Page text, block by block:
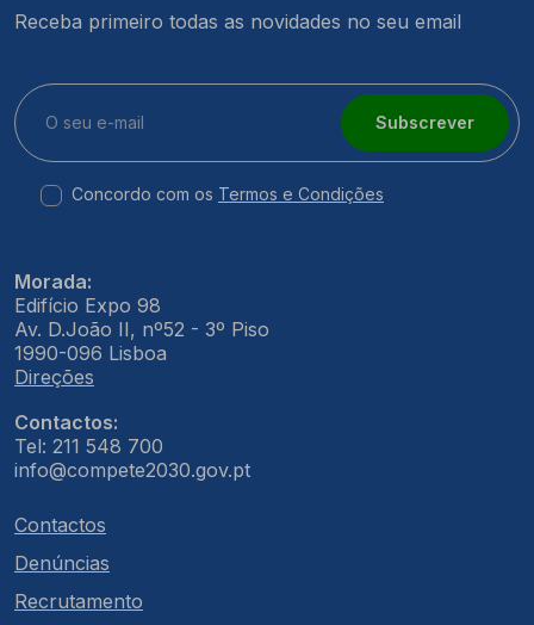
Receba primeiro todas as novidades no seu email
Subscrever
Concordo com os Termos e Condições
Morada:
Edifício Expo 98
Av. D.João II, nº52 - 3º Piso
1990-096 Lisboa
Direções
Contactos:
Tel: 211 548 700
info@compete2030.gov.pt
Contactos
Denúncias
Recrutamento